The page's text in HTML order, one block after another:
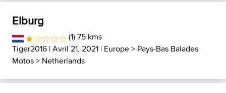
Elburg
(1) 75 kms
Tiger2016 | Avril 21, 2021 | Europe> Pays-Bas Balades
Motos> Netherlands